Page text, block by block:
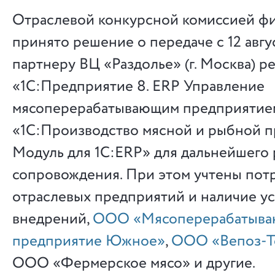
Отраслевой конкурсной комиссией
принято решение о передаче с 12
партнеру ВЦ «Раздолье» (г. Москва)
«1С:Предприятие 8. ERP Управление
мясоперерабатывающим
«1С:Производство мясной и рыбной
Модуль для 1С:ERP» для дальнейшего
сопровождения. При этом учтены
отраслевых предприятий и наличие
внедрений,ООО
предприятие Южное»,ООО «Вепоз-
ООО «Фермерское мясо» и другие.